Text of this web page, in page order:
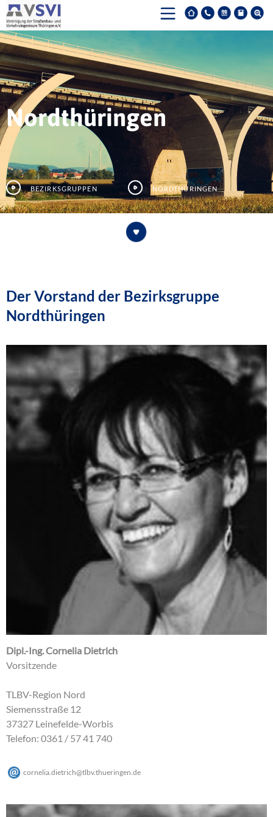
Nordthüringen
Bezirksgruppen Nordthüringen
Der Vorstand der Bezirksgruppe
Nordthüringen
Dipl.-Ing. Cornelia Dietrich
Vorsitzende
TLBV-Region Nord
Siemensstraße 12
37327 Leinefelde-Worbis
Telefon: 0361 / 57 41 740
cornelia.dietrich@tlbv.thueringen de